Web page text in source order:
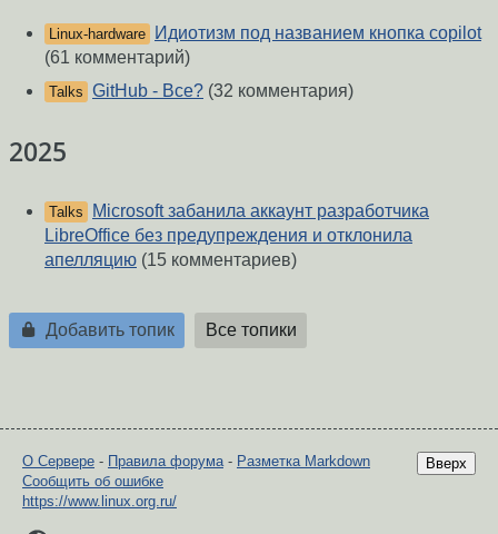
Linux-hardware
Идиотизм под названием кнопка copilot
(61 комментарий)
Talks GitHub - Все? (32 комментария)
2025
Talks
Microsoft забанила аккаунт разработчика
LibreOffice без предупреждения и отклонила
апелляцию (15 комментариев)
Добавить топик Все топики
Вверх
О Сервере - Правила форума - Разметка Markdown
Сообщить об ошибке
https://www.linux.org.ru/